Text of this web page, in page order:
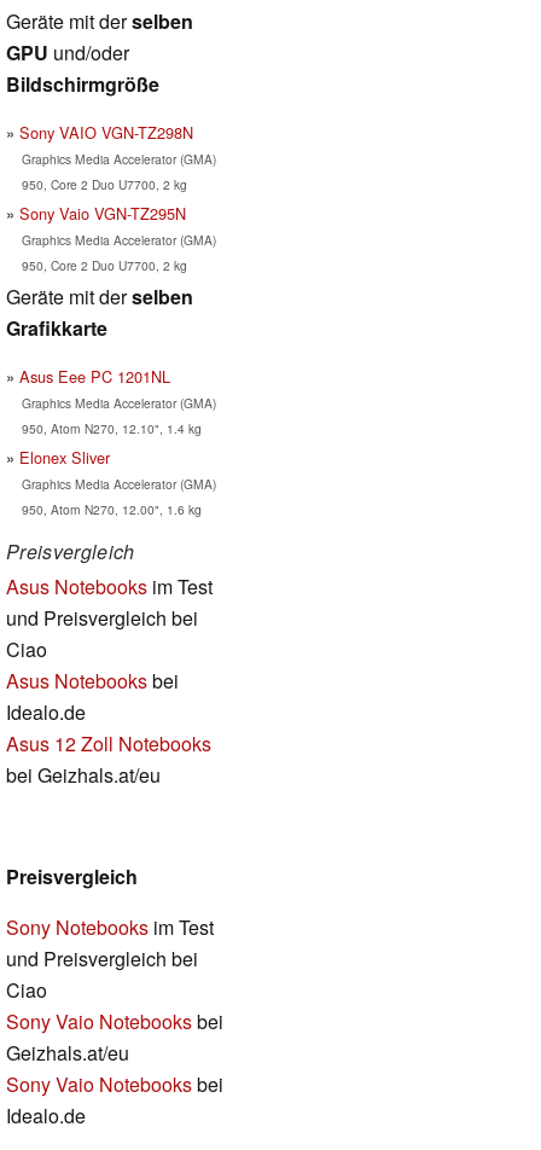
Geräte mit derselben
GPU und/oder
Bildschirmgröße
Sony VAIO VGN-TZ298N
Graphics Media Accelerator (GMA)
950, Core 2 Duo U7700, 2 kg
Sony Vaio VGN-TZ295N
Graphics Media Accelerator (GMA)
950, Core 2 Duo U7700, 2 kg
Geräte mit derselben
Grafikkarte
Asus Eee PC 1201NL
Graphics Media Accelerator (GMA)
950, Atom N270, 12.10", 1.4 kg
Elonex Sliver
Graphics Media Accelerator (GMA)
950, Atom N270, 12.00", 1.6 kg
Preisvergleich
Asus Notebooks im Test
und Preisvergleich bei
Ciao
Asus Notebooksbei
Idealo.de
Asus 12 Zoll Notebooks
bei Geizhals.at/eu
Preisvergleich
Sony Notebooks im Test
und Preisvergleich bei
Ciao
Sony Vaio Notebooksbei
Geizhals.at/eu
Sony Vaio Notebooksbei
Idealo.de